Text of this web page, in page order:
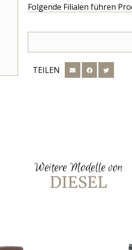
Folgende Filialen führen
TEILEN
Weitere Modelle von
DIESEL